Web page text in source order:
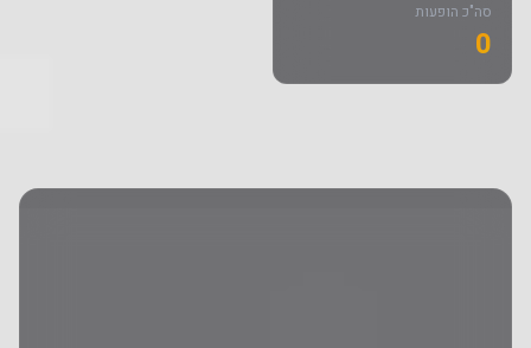
סה"כ הופעות
0